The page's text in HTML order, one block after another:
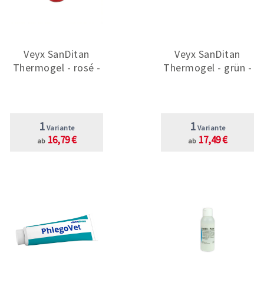
Veyx SanDitan
Thermogel - rosé -
1 Variante
ab 16,79 €
Veyx SanDitan
Thermogel - grün -
1 Variante
ab 17,49 €